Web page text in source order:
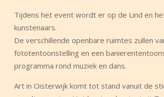
Tijdens het event wordt er op de Lind en
kunstenaars.
De verschillende openbare ruimtes zullen
fototentoonstelling en een
programma rond muziek en dans.
Art in Oisterwijk komt tot stand vanuit de